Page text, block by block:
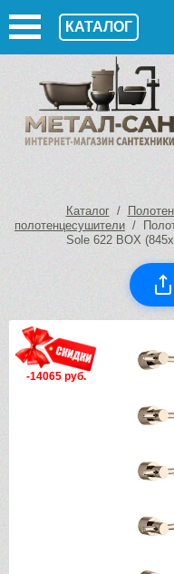
КАТАЛОГ
Каталог/
полотенцесушители /
Sole 622 BOX
-14065 руб.